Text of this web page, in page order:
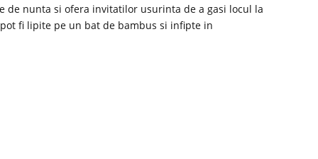
de nunta si ofera invitatilor usurinta de a gasi locul la
fi lipite pe un bat de bambus si infipte in